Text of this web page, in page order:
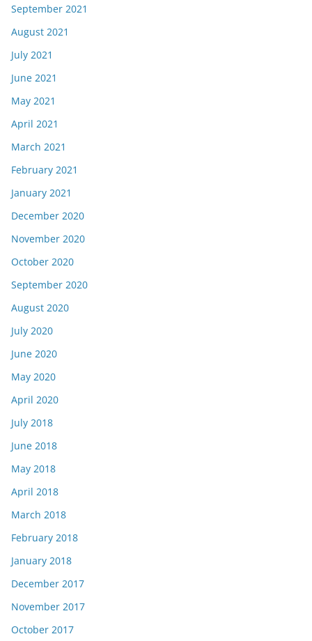
September 2021
August 2021
July 2021
June 2021
May 2021
April 2021
March 2021
February 2021
January 2021
December 2020
November 2020
October 2020
September 2020
August 2020
July 2020
June 2020
May 2020
April 2020
July 2018
June 2018
May 2018
April 2018
March 2018
February 2018
January 2018
December 2017
November 2017
October 2017